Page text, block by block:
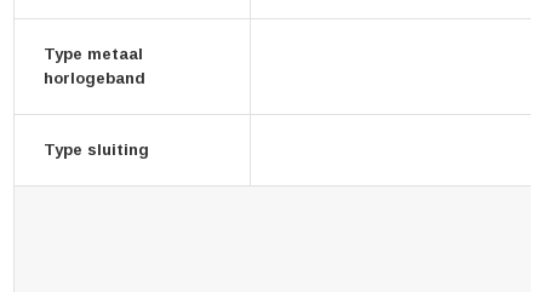
Type metaal
horlogeband
Type sluiting